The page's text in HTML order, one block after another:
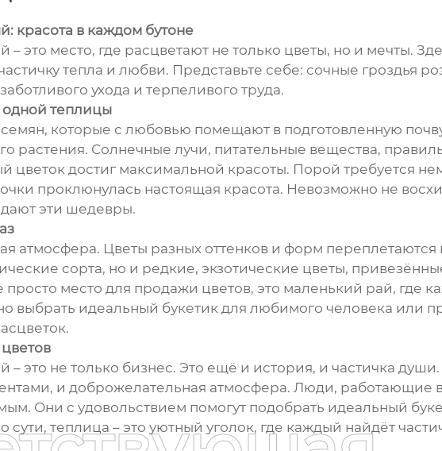
красота в каждом бутоне
– это место, где расцветают не только цветы, но и мечты.
тепла и любви. Представьте себе: сочные гроздья
ухода и терпеливого труда.
одной теплицы
которые с любовью помещают в подготовленную
растения. Солнечные лучи, питательные вещества,
цветок достиг максимальной красоты. Порой требуется
проклюнулась настоящая красота. Невозможно не
эти шедевры.
атмосфера. Цветы разных оттенков и форм
сорта, но и редкие, экзотические цветы,
просто место для продажи цветов, это маленький рай, где
выбрать идеальный букетик для любимого человека или
– это не только бизнес. Это ещё и история, и частичка
и доброжелательная атмосфера. Люди, работающие
Они с удовольствием помогут подобрать идеальный
теплица – это уютный уголок, где каждый найдёт